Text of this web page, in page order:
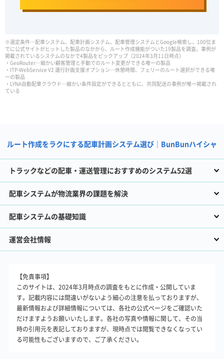
※選定条件…配車システム、配車計画システム、配車管理システムとGoogle検索し、100位ま
でに公式サイトがヒットした製品のなかから、ルート作成機能がついた19製品を調査。事例が
掲載されているシステムのなかで4製品をピックアップ（2024年3月11日時点）
・GeoRouter…細かい顧客管理と手動でのルート変更ができる唯一の製品
・ITP-WebService V2 運行計画支援オプション…休憩時間、フェリーのルート選択ができる唯
一の製品
・LYNA自動配車クラウド…細かい条件設定ができるとともに、共同配送の事例が唯一掲載され
ている
ルート作成をラクにする配車計画システム選び｜BunBunハイシャ
トラックなどの配車・運送管理におすすめのシステム52選
配車システムが物流業界の課題を解決
配車システムの基礎知識
運営会社情報
【免責事項】
このサイトは、2024年3月時点の調査をもとに作成・公開していま
す。記載内容には間違いがないよう細心の注意を払っておりますが、
最新情報および詳細情報については、各社の公式ページをご確認いた
だけますようお願いいたします。各社の写真や情報に関して、その当
時の引用元を表記しておりますが、現時点では閲覧できなくなってい
る可能性もございますので、ご了承ください。